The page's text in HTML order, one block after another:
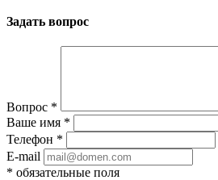
Задать вопрос
Вопрос *
Ваше имя *
Телефон *
E-mail
* обязательные поля